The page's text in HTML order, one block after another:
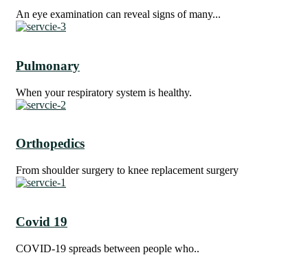
An eye examination can reveal signs of many...
Pulmonary
When your respiratory system is healthy.
Orthopedics
From shoulder surgery to knee replacement surgery
Covid 19
COVID-19 spreads between people who..